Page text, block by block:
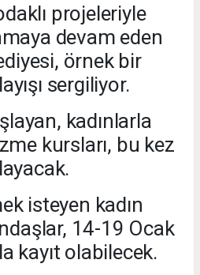
projeleriyle
devam eden
örnek bir
sergiliyor.
kadınlarla
kursları, bu kez
isteyen kadın
14-19 Ocak
kayıt olabilecek.